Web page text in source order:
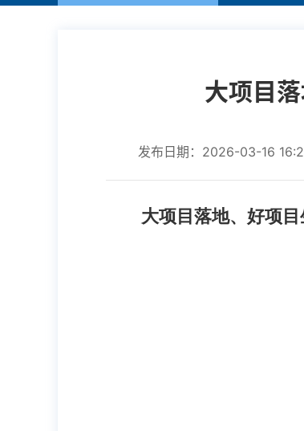
大项目
发布日期：2026-03-16
大项目落地、好项